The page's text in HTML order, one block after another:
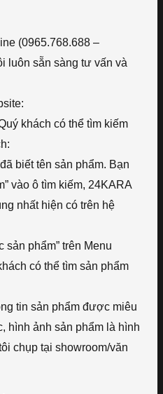
(0965.768.688 –
luôn sẵn sàng tư vấn và
khách có thể tìm kiếm
biết tên sản phẩm. Bạn
vào ô tìm kiếm, 24KARA
nhất hiện có trên hệ
sản phẩm” trên Menu
có thể tìm sản phẩm
tin sản phẩm được miêu
hình ảnh sản phẩm là hình
chụp tại showroom/văn